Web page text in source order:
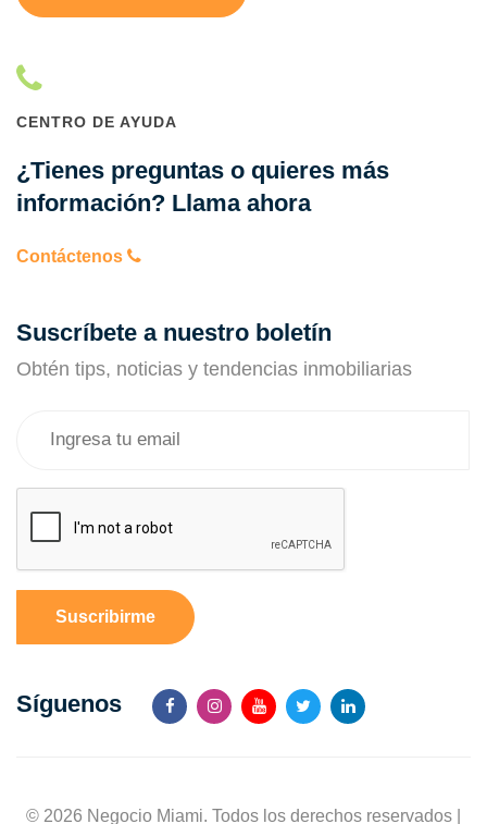
CENTRO DE AYUDA
¿Tienes preguntas o quieres más
información? Llama ahora
Contáctenos
Suscríbete a nuestro boletín
Obtén tips, noticias y tendencias inmobiliarias
Suscribirme
Síguenos
© 2026 Negocio Miami. Todos los derechos reservados |